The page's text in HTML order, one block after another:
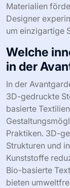
Materialien
Designer
um einzigartige
Welche
in der
In der
3D-gedruckte
basierte
Praktiken. 3D-
Strukturen und
Kunststoffe
Bio-basierte
bieten